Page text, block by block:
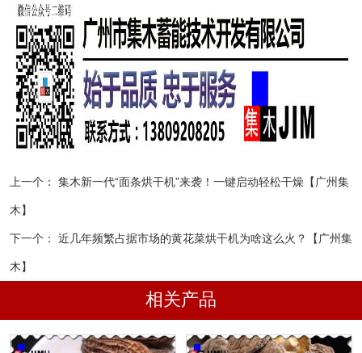
上一个： 集木新一代“面条烘干机”来袭！一键启动轻松干燥【广州集
木】
下一个： 近几年频繁占据市场的黄花菜烘干机为啥这么火？【广州集
木】
相关产品